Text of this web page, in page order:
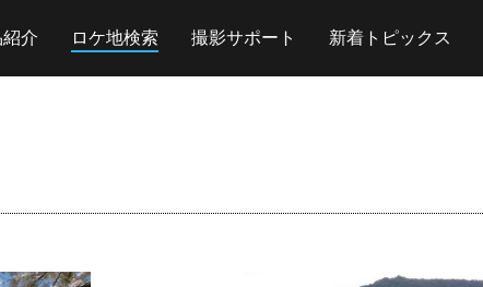
介 ロケ地検索 撮影サポート 新着トピックス